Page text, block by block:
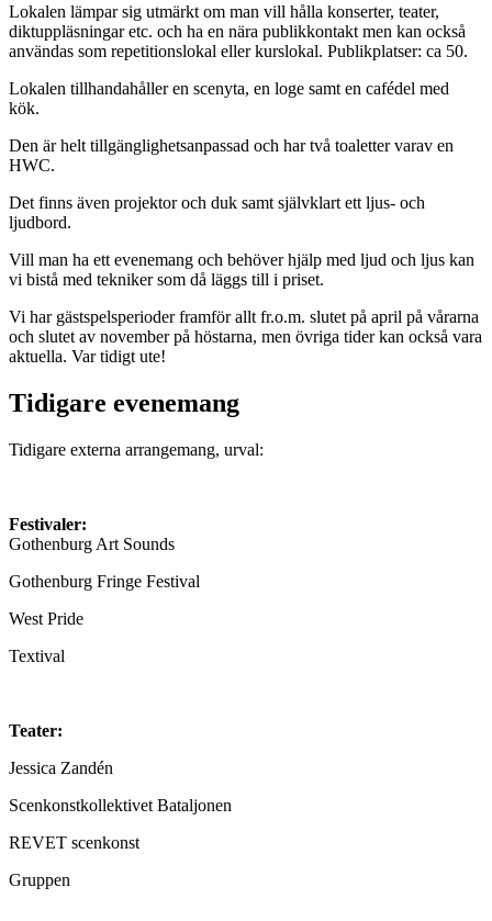
Lokalen lämpar sig utmärkt om man vill hålla konserter, teater,
diktuppläsningar etc. och ha en nära publikkontakt men kan också
användas som repetitionslokal eller kurslokal. Publikplatser: ca 50.
Lokalen tillhandahåller en scenyta, en loge samt en cafédel med
kök.
Den är helt tillgänglighetsanpassad och har två toaletter varav en
HWC.
Det finns även projektor och duk samt självklart ett ljus- och
ljudbord.
Vill man ha ett evenemang och behöver hjälp med ljud och ljus kan
vi bistå med tekniker som då läggs till i priset.
Vi har gästspelsperioder framför allt fr.o.m. slutet på april på vårarna
och slutet av november på höstarna, men övriga tider kan också vara
aktuella. Var tidigt ute!
Tidigare evenemang
Tidigare externa arrangemang, urval:
Festivaler:
Gothenburg Art Sounds
Gothenburg Fringe Festival
West Pride
Textival
Teater:
Jessica Zandén
Scenkonstkollektivet Bataljonen
REVET scenkonst
Gruppen